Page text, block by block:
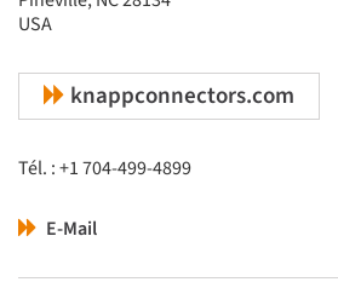
USA
knappconnectors.com
Tél. : +1 704-499-4899
E-Mail